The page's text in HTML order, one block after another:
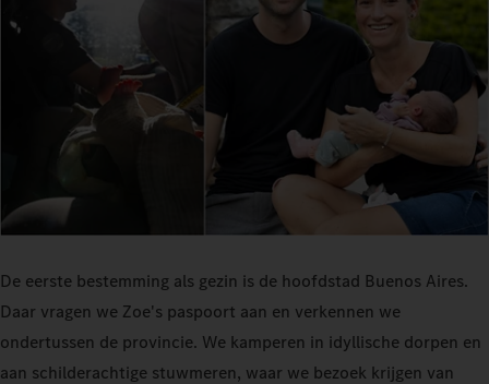
De eerste bestemming als gezin is de hoofdstad Buenos Aires.
Daar vragen we Zoe's paspoort aan en verkennen we
ondertussen de provincie. We kamperen in idyllische dorpen en
aan schilderachtige stuwmeren, waar we bezoek krijgen van